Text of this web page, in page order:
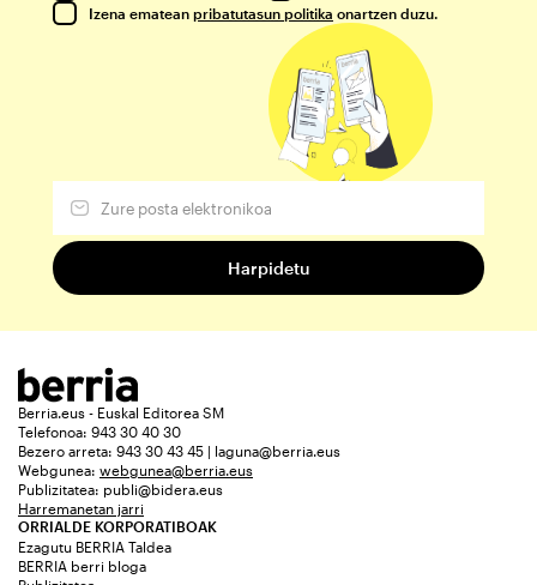
Izena ematean pribatutasun politika onartzen duzu.
Berria.eus - Euskal Editorea SM
Telefonoa: 943 30 40 30
Bezero arreta: 943 30 43 45 | laguna@berria.eus
Webgunea: webgunea@berria.eus
Publizitatea: publi@bidera.eus
Harremanetan jarri
ORRIALDE KORPORATIBOAK
Ezagutu BERRIA Taldea
BERRIA berri bloga